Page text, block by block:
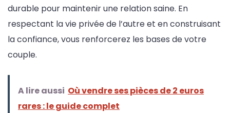
durable pour maintenir une relation saine. En
respectant la vie privée de l’autre et en construisant
la confiance, vous renforcerez les bases de votre
couple.
A lire aussi Où vendre ses pièces de 2 euros
rares : le guide complet